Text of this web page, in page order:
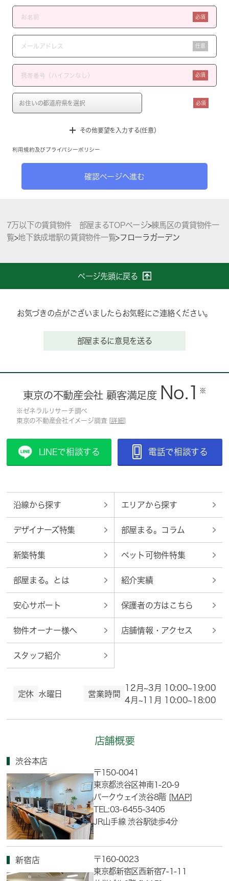
必須
任意
必須
必須
その他要望を入力する(任意）
利用規約 及び プライバシーポリシー
確認ページへ進む
7万以下の賃貸物件 部屋まるTOPページ>練馬区の賃貸物件一
覧>地下鉄成増駅の賃貸物件一覧>フローラガーデン
ページ先頭に戻る
お気づきの点がございましたらお気軽にご連絡ください。
部屋まるに意見を送る
東京の不動産会社 顧客満足度 No.1 ※
※ゼネラルリサーチ調べ
東京の不動産会社イメージ調査 [ 詳細
LINEで相談する 電話で相談する
沿線から探す エリアから探す
デザイナーズ特集 部屋まる。コラム
新築特集 ペット可物件特集
部屋まる。とは 紹介実績
安心サポート 保護者の方はこちら
物件オーナー様へ 店舗情報・アクセス
スタッフ紹介
定休 水曜日 営業時間
12月~3月 10:00~19:00
4月~11月 10:00~18:00
店舗概要
渋谷本店
〒150-0041
東京都渋谷区神南1-20-9
パークウェイ渋谷8階 [MAP]
TEL:03-6455-3405
JR山手線 渋谷駅徒歩4分
新宿店
〒160-0023
東京都新宿区西新宿7-1-11